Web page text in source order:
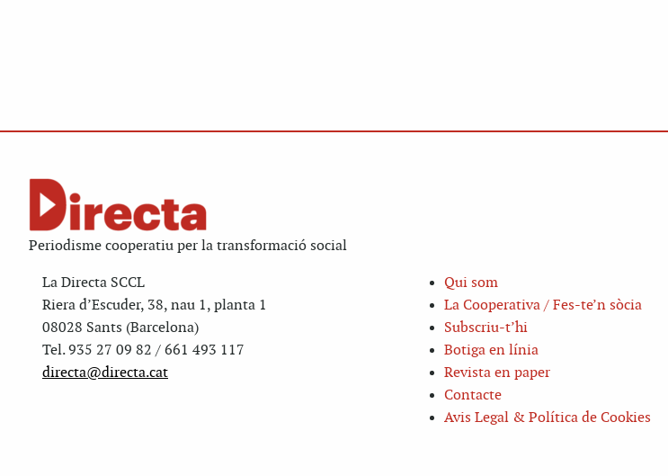
Periodisme cooperatiu per la transformació social
La Directa SCCL
Riera d’Escuder, 38, nau 1, planta 1
08028 Sants (Barcelona)
Tel. 935 27 09 82 / 661 493 117
directa@directa.cat
Qui som
La Cooperativa / Fes-te’n sòcia
Subscriu-t’hi
Botiga en línia
Revista en paper
Contacte
Avis Legal & Política de Cookies